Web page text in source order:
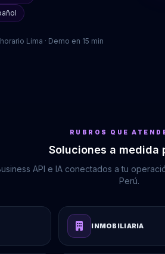
Lima · Demo en 15 min
RUBROS QUE
Soluciones a medida
API e IA conectados a tu
Perú.
INMOBILIARIA